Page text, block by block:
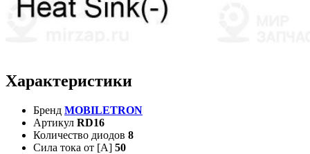
Характеристики
Бренд MOBILETRON
Артикул RD16
Количество диодов 8
Сила тока от [А] 50